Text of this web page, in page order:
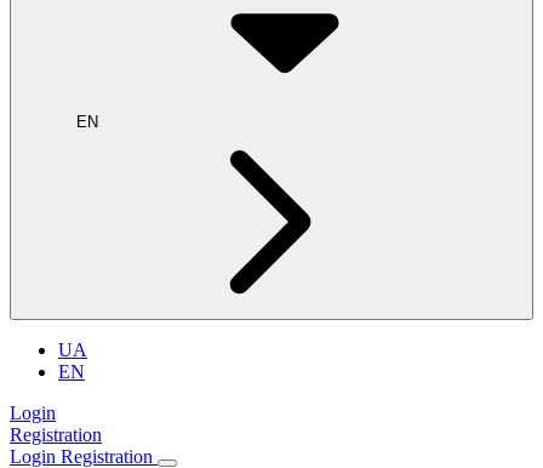
EN
UA
EN
Login
Registration
Login Registration